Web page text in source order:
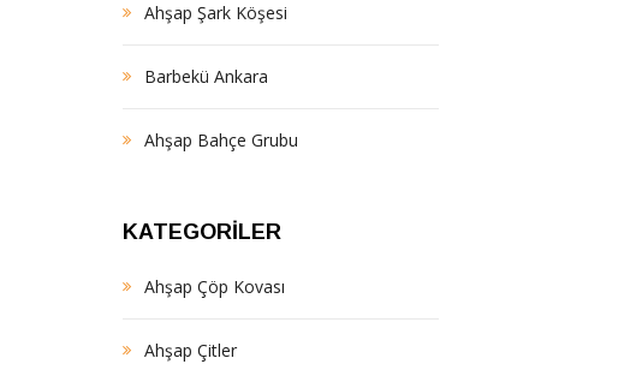
Ahşap Şark Köşesi
Barbekü Ankara
Ahşap Bahçe Grubu
KATEGORILER
Ahşap Çöp Kovası
Ahşap Çitler